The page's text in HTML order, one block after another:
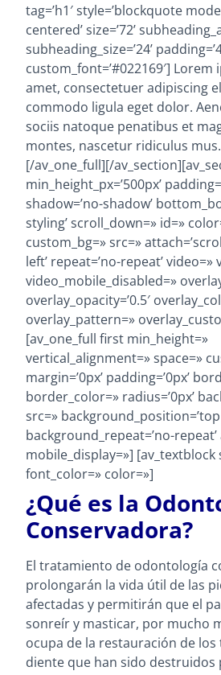
tag=’h1′ style=’blockquote
centered’ size=’72’
subheading_size=’24’
custom_font=’#022169′]
amet, consectetuer adipiscing
commodo ligula eget dolor.
sociis natoque penatibus et
montes, nascetur ridiculus
[/av_one_full][/
min_height_px=’500px’
shadow=’no-shadow’
styling’ scroll_down=» id=»
custom_bg=» src=»
left’ repeat=’no-repeat’ video=»
video_mobile_disabled=»
overlay_opacity=’0.5′
overlay_pattern=»
[av_one_full first min_height=»
vertical_alignment=» space=»
margin=’0px’ padding=’0px’
border_color=» radius=’0px’
src=» background_position=’top
background_repeat=’no-
mobile_display=»] [av_textblock
font_color=» color=»]
¿Qué es la
Conservadora?
El tratamiento de odontología
prolongarán la vida útil de las
afectadas y permitirán que el
sonreír y masticar, por mucho
ocupa de la restauración de
diente que han sido destruidos